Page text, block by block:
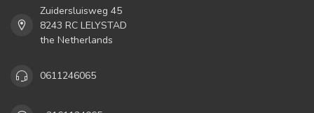
Zuidersluisweg 45
8243 RC LELYSTAD
the Netherlands
0611246065